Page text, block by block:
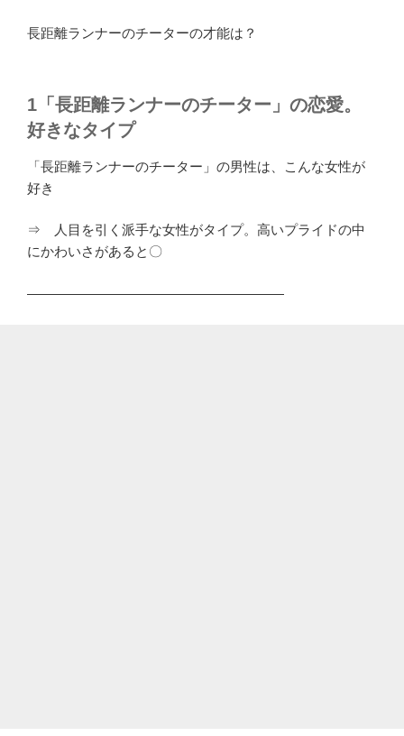
長距離ランナーのチーターの才能は？
1「長距離ランナーのチーター」の恋愛。
好きなタイプ
「長距離ランナーのチーター」の男性は、こんな女性が
好き
⇒ 人目を引く派手な女性がタイプ。高いプライドの中
にかわいさがあると〇
―――――――――――――――――――